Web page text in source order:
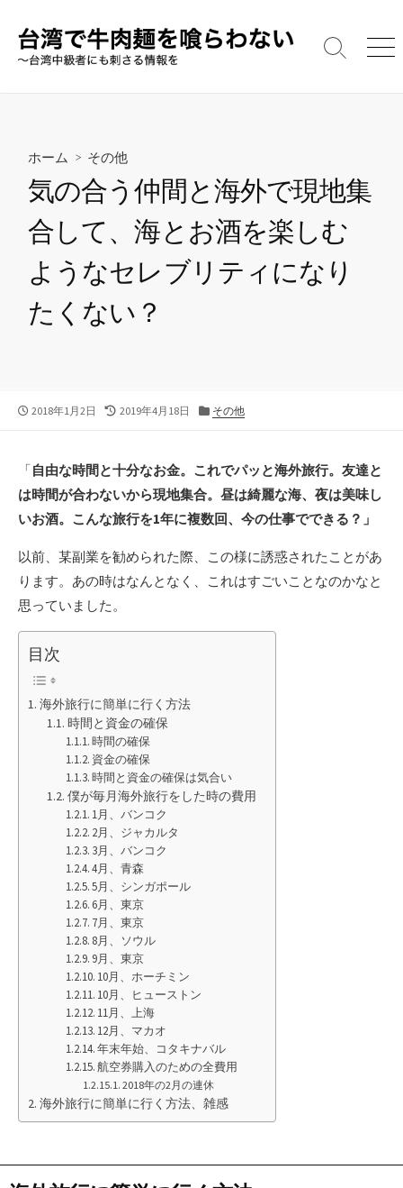
検
メ
ホーム > その他
気の合う仲間と海外で現地集
合して、海とお酒を楽しむ
ようなセレブリティになり
たくない？
公
2018年1月2日
最
新
日
2019年4月18日
カ
リ
ー
その他
「自由な時間と十分なお金。これでパッと海外旅行。友達と
は時間が合わないから現地集合。昼は綺麗な海、夜は美味し
いお酒。こんな旅行を1年に複数回、今の仕事でできる？」
以前、某副業を勧められた際、この様に誘惑されたことがあ
ります。あの時はなんとなく、これはすごいことなのかなと
思っていました。
目次
海外旅行に簡単に行く方法
時間と資金の確保
時間の確保
資金の確保
時間と資金の確保は気合い
僕が毎月海外旅行をした時の費用
1月、バンコク
2月、ジャカルタ
3月、バンコク
4月、青森
5月、シンガポール
6月、東京
7月、東京
8月、ソウル
9月、東京
10月、ホーチミン
10月、ヒューストン
11月、上海
12月、マカオ
年末年始、コタキナバル
航空券購入のための全費用
2018年の2月の連休
海外旅行に簡単に行く方法、雑感